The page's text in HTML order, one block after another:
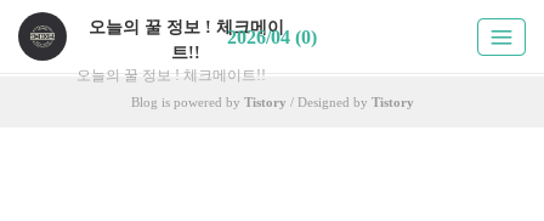
오늘의 꿀 정보 ! 체크메이
트!!
오늘의 꿀 정보 ! 체크메이트!!
2026/04 (0)
Blog is powered by Tistory / Designed by Tistory